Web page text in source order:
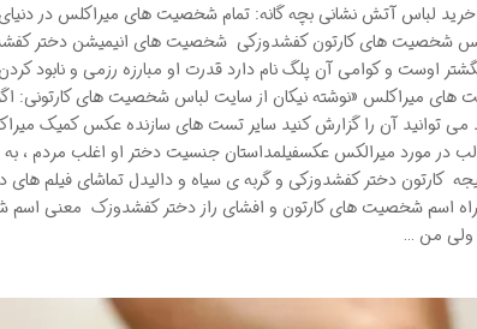
آتش نشانی بچه گانه: تمام شخصیت های میراکلس در دنیای
شخصیت های کارتون کفشدوزکی شخصیت های انیمیشن دختر
اوست و کوامی آن پلگ نام دارد قدرت او مبارزه رزمی و نابود
های میراکلس «نوشته نیکان از سایت لباس شخصیت های کارتونی:
می توانید آن را گزارش کنید سایر تست های سازنده عکس کمیک
در مورد میرالکس عکسفیلمداستان جنسیت دختر او اغلب مردم ،
کارتون دختر کفشدوزکی و گربه ی سیاه و دالیدل تماشای فیلم
اسم شخصیت های کارتون و افشای راز دختر کفشدوزک معنی
ولی من …